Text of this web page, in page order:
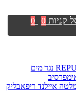
איילנד ריפאבליק
קניות 0
0